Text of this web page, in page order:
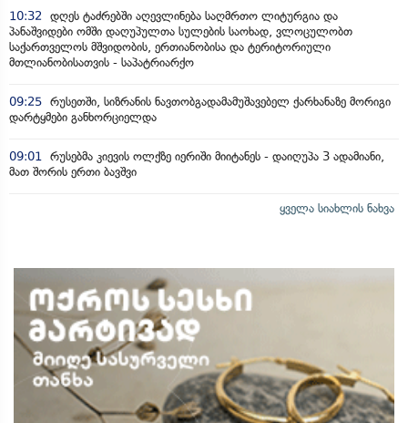
10:32
დღეს ტაძრებში აღევლინება საღმრთო ლიტურგია და
პანაშვიდები ომში დაღუპულთა სულების საოხად, ვლოცულობთ
საქართველოს მშვიდობის, ერთიანობისა და ტერიტორიული
მთლიანობისათვის - საპატრიარქო
09:25 რუსეთში, სიზრანის ნავთობგადამამუშავებელ ქარხანაზე მორიგი
დარტყმები განხორციელდა
09:01
რუსებმა კიევის ოლქზე იერიში მიიტანეს - დაიღუპა 3 ადამიანი,
მათ შორის ერთი ბავშვი
ყველა სიახლის ნახვა